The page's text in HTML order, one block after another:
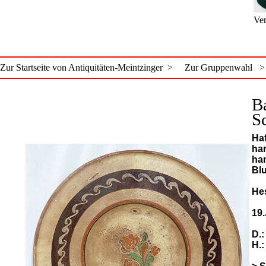
Zur Startseite von Antiquitäten-Meintzinger > Zur Gruppenwahl >